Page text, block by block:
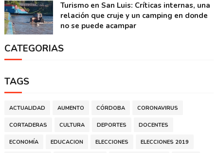
Turismo en San Luis: Críticas internas, una
relación que cruje y un camping en donde
no se puede acampar
CATEGORIAS
TAGS
ACTUALIDAD AUMENTO CÓRDOBA CORONAVIRUS
CORTADERAS CULTURA DEPORTES DOCENTES
ECONOMÍA EDUCACION ELECCIONES ELECCIONES 2019